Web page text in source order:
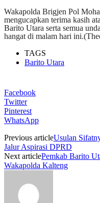
Wakapolda Brigjen Pol
mengucapkan terima kasih
Barito Utara serta semua
hangat di malam hari
TAGS
Barito Utara
Facebook
Twitter
Pinterest
WhatsApp
Previous articleUsulan
Jalur Aspirasi DPRD
Next articlePemkab Barito
Wakapolda Kalteng